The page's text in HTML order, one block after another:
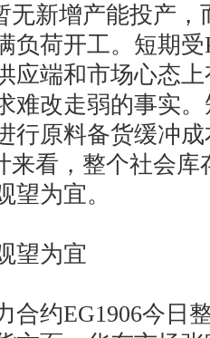
无新增产能投产
负荷开工。短期
应端和市场心态
难改走弱的事实
行原料备货缓冲
来看，整个社会
望为宜。
为宜
约EG1906今日